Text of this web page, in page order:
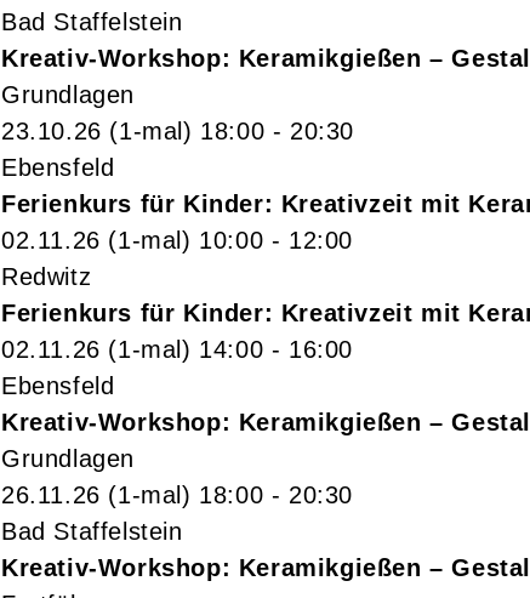
Bad Staffelstein
Kreativ-Workshop: Keramikgießen –
Grundlagen
23.10.26 (1-mal) 18:00 - 20:30
Ebensfeld
Ferienkurs für Kinder: Kreativzeit mit
02.11.26 (1-mal) 10:00 - 12:00
Redwitz
Ferienkurs für Kinder: Kreativzeit mit
02.11.26 (1-mal) 14:00 - 16:00
Ebensfeld
Kreativ-Workshop: Keramikgießen –
Grundlagen
26.11.26 (1-mal) 18:00 - 20:30
Bad Staffelstein
Kreativ-Workshop: Keramikgießen –